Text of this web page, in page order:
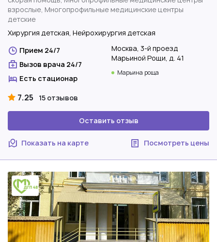
взрослые, Многопрофильные медицинские центры
детские
Хирургия детская, Нейрохирургия детская
Прием 24/7
Вызов врача 24/7
Есть стационар
Москва, 3-й проезд
Марьиной Рощи, д. 41
Марьина роща
7.25 15 отзывов
Оставить отзыв
Показать на карте Посмотреть цены